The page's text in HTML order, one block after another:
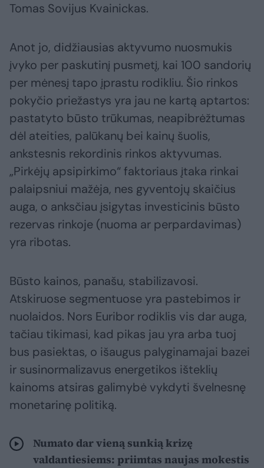
Tomas Sovijus Kvainickas.
Anot jo, didžiausias aktyvumo nuosmukis
įvyko per paskutinį pusmetį, kai 100 sandorių
per mėnesį tapo įprastu rodikliu. Šio rinkos
pokyčio priežastys yra jau ne kartą aptartos:
pastatyto būsto trūkumas, neapibrėžtumas
dėl ateities, palūkanų bei kainų šuolis,
ankstesnis rekordinis rinkos aktyvumas.
„Pirkėjų apsipirkimo“ faktoriaus įtaka rinkai
palaipsniui mažėja, nes gyventojų skaičius
auga, o anksčiau įsigytas investicinis būsto
rezervas rinkoje (nuoma ar perpardavimas)
yra ribotas.
Būsto kainos, panašu, stabilizavosi.
Atskiruose segmentuose yra pastebimos ir
nuolaidos. Nors Euribor rodiklis vis dar auga,
tačiau tikimasi, kad pikas jau yra arba tuoj
bus pasiektas, o išaugus palyginamajai bazei
ir susinormalizavus energetikos išteklių
kainoms atsiras galimybė vykdyti švelnesnę
monetarinę politiką.
Numato dar vieną sunkią krizę
valdantiesiems: priimtas naujas mokestis